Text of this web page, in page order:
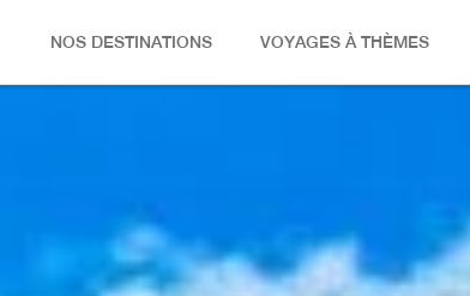
NOS DESTINATIONS VOYAGES À THÈMES